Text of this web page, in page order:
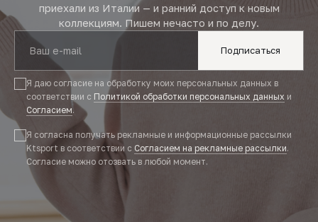
приехали из Италии — и ранний доступ к новым
коллекциям. Пишем нечасто и по делу.
Подписаться
Я даю согласие на обработку моих персональных данных в
соответствии с Политикой обработки персональных данных и
Согласием.
Я согласна получать рекламные и информационные рассылки
Ktsport в соответствии с Согласием на рекламные рассылки.
Согласие можно отозвать в любой момент.